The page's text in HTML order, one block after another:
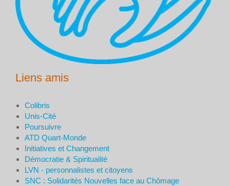
Liens amis
Colibris
Unis-Cité
Poursuivre
ATD Quart-Monde
Initiatives et Changement
Démocratie & Spiritualité
LVN - personnalistes et citoyens
SNC : Solidarités Nouvelles face au Chômage